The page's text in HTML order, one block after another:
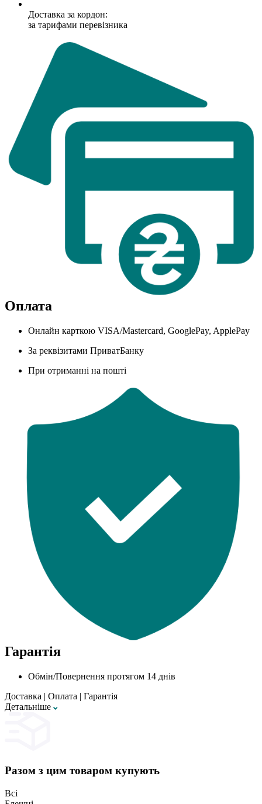
Доставка за кордон:
за тарифами перевізника
Оплата
Онлайн карткою VISA/Mastercard, GooglePay, ApplePay
За реквізитами ПриватБанку
При отриманні на пошті
Гарантія
Обмін/Повернення протягом 14 днів
Доставка | Оплата | Гарантія
Детальнiше
Разом з цим товаром купують
Всі